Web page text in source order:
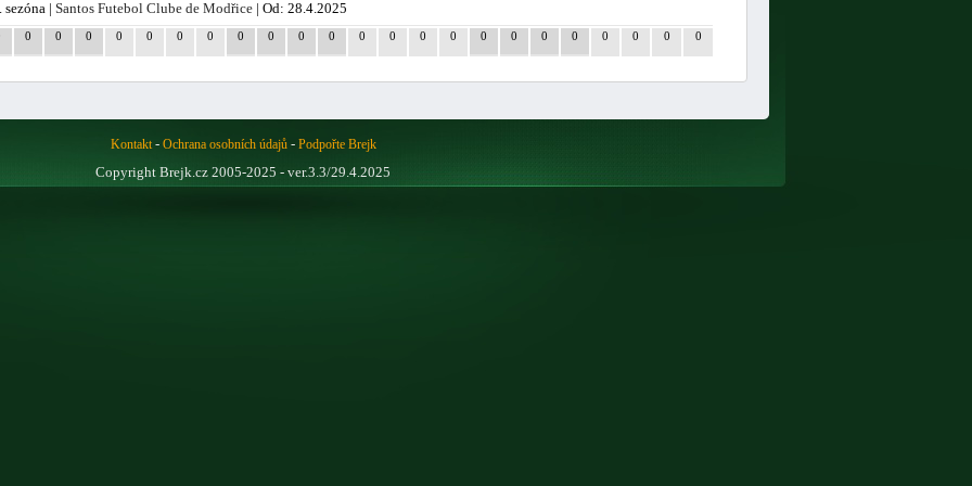
sezóna |Santos Futebol Clube de Modřice | Od: 28.4.2025
0 0 0 0 0 0 0 0 0 0 0 0 0 0 0 0 0 0 0 0 0 0 0
Kontakt- Ochrana osobních údajů- Podpořte Brejk
Copyright Brejk.cz 2005-2025 - ver.3.3/29.4.2025